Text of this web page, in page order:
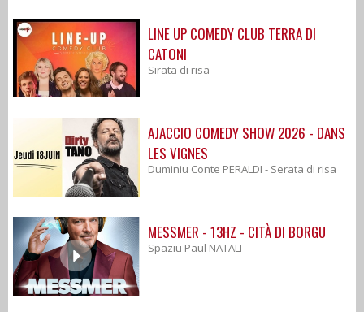
LINE UP COMEDY CLUB TERRA DI
CATONI
Sirata di risa
AJACCIO COMEDY SHOW 2026 - DANS
LES VIGNES
Duminiu Conte PERALDI - Serata di risa
MESSMER - 13HZ - CITÀ DI BORGU
Spaziu Paul NATALI